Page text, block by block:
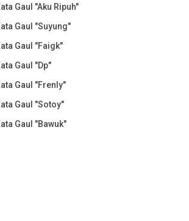
Gaul "Aku Ripuh"
Gaul "Suyung"
Gaul "Faigk"
Gaul "Dp"
Gaul "Frenly"
Gaul "Sotoy"
Gaul "Bawuk"